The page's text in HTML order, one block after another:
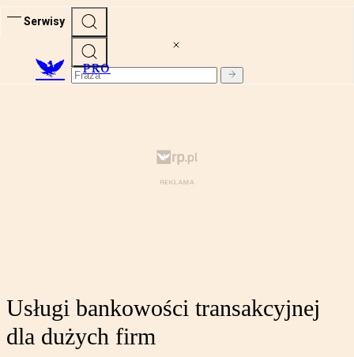
Serwisy
PRO
Usługi bankowości transakcyjnej
dla dużych firm